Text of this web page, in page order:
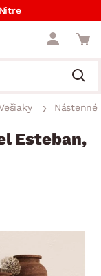
Nástenné
Esteban,